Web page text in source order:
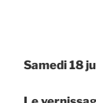
Samedi 18